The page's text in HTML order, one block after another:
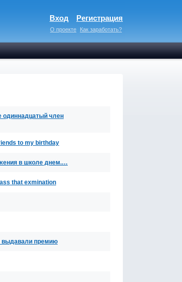
Вход Регистрация
О проекте Как заработать?
одиннадцатый член
to my birthday
в школе днем.…
that exmination
выдавали премию